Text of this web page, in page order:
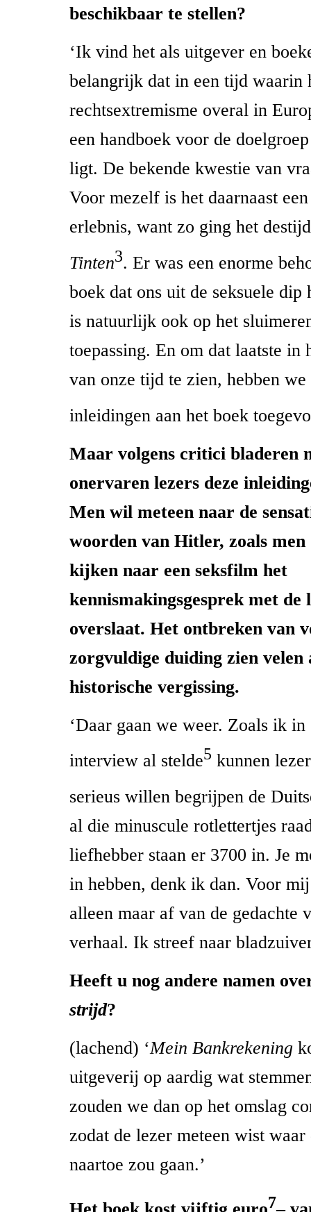
beschikbaar te stellen?
‘Ik vind het als uitgever en
belangrijk dat in een tijd waarin
rechtsextremisme overal in
een handboek voor de
ligt. De bekende kwestie van
Voor mezelf is het daarnaast
erlebnis, want zo ging het
Tinten3. Er was een enorme
boek dat ons uit de seksuele dip
is natuurlijk ook op het
toepassing. En om dat laatste in
van onze tijd te zien, hebben
inleidingen aan het boek
Maar volgens critici bladeren
onervaren lezers deze
Men wil meteen naar de
woorden van Hitler, zoals
kijken naar een seksfilm het
kennismakingsgesprek met de
overslaat. Het ontbreken van
zorgvuldige duiding zien velen
historische vergissing.
‘Daar gaan we weer. Zoals ik
interview al stelde5 kunnen
serieus willen begrijpen de
al die minuscule rotlettertjes
liefhebber staan er 3700 in. Je
in hebben, denk ik dan. Voor
alleen maar af van de gedachte
verhaal. Ik streef naar
Heeft u nog andere namen
strijd?
(lachend) ‘Mein Bankrekening
uitgeverij op aardig wat
zouden we dan op het omslag
zodat de lezer meteen wist waar
naartoe zou gaan.’
7